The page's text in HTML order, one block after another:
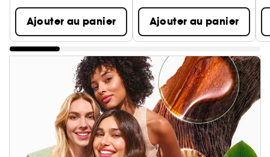
Ajouter au panier Ajouter au panier